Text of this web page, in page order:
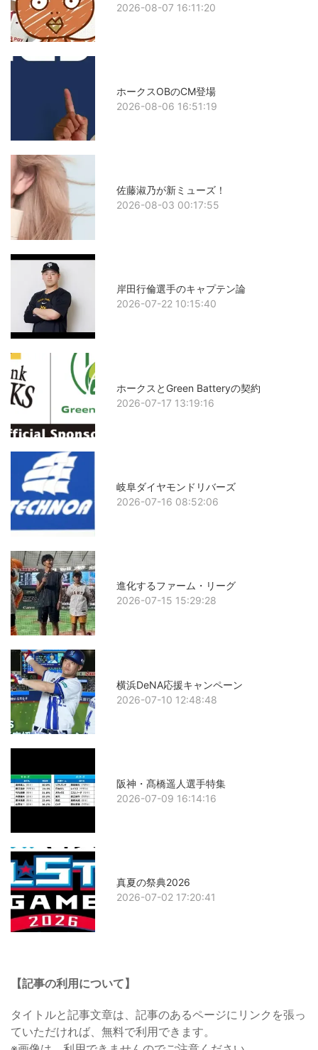
2026-08-07 16:11:20
ホークスOBのCM登場
2026-08-06 16:51:19
佐藤淑乃が新ミューズ！
2026-08-03 00:17:55
岸田行倫選手のキャプテン論
2026-07-22 10:15:40
ホークスとGreen Batteryの契約
2026-07-17 13:19:16
岐阜ダイヤモンドリバーズ
2026-07-16 08:52:06
進化するファーム・リーグ
2026-07-15 15:29:28
横浜DeNA応援キャンペーン
2026-07-10 12:48:48
阪神・髙橋遥人選手特集
2026-07-09 16:14:16
真夏の祭典2026
2026-07-02 17:20:41
【記事の利用について】
タイトルと記事文章は、記事のあるページにリンクを張っ
ていただければ、無料で利用できます。